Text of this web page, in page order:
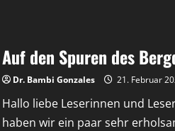
Auf den Spuren des
Dr. Bambi Gonzales 21. Februar
Hallo liebe Leserinnen und
haben wir ein paar sehr